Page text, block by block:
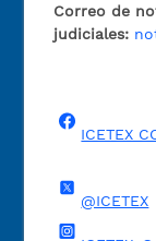
Correo de
judiciales:
ICETEX
@ICETEX